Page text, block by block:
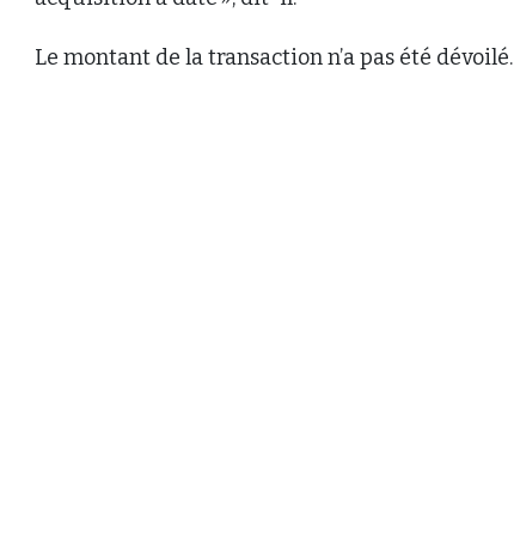
Le montant de la transaction n’a pas été dévoilé.